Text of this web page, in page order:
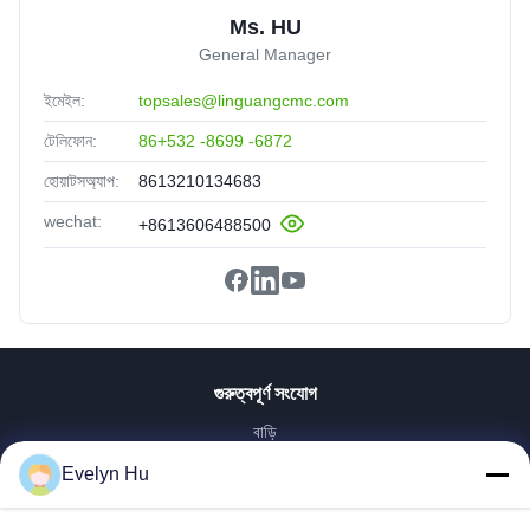
Ms. HU
General Manager
ইমেইল: topsales@linguangcmc.com
টেলিফোন: 86+532 -8699 -6872
হোয়াটসঅ্যাপ: 8613210134683
wechat: +8613606488500
গুরুত্বপূর্ণ সংযোগ
বাড়ি
Evelyn Hu